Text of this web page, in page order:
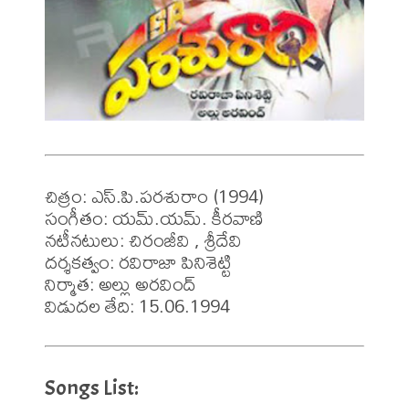
చిత్రం: ఎస్.పి.పరశురాం (1994)
సంగీతం: యమ్.యమ్. కీరవాణి
నటీనటులు: చిరంజీవి , శ్రీదేవి
దర్శకత్వం: రవిరాజా పినిశెట్టి
నిర్మాత: అల్లు అరవింద్
విడుదల తేది: 15.06.1994